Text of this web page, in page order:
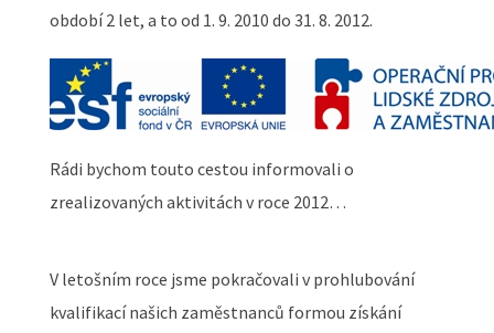
období 2 let, a to od 1. 9. 2010 do 31. 8. 2012.
Rádi bychom touto cestou informovali o
zrealizovaných aktivitách v roce 2012…
V letošním roce jsme pokračovali v prohlubování
kvalifikací našich zaměstnanců formou získání